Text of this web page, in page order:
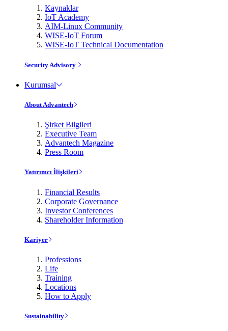
Kaynaklar
IoT Academy
AIM-Linux Community
WISE-IoT Forum
WISE-IoT Technical Documentation
Security Advisory
Kurumsal
About Advantech
Şirket Bilgileri
Executive Team
Advantech Magazine
Press Room
Yatırımcı İlişkileri
Financial Results
Corporate Governance
Investor Conferences
Shareholder Information
Kariyer
Professions
Life
Training
Locations
How to Apply
Sustainability